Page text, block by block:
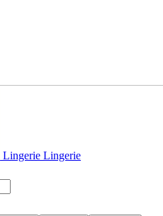
Lingerie Lingerie